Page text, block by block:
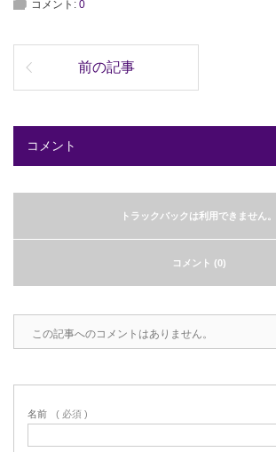
コメント: 0
前の記事
コメント
トラックバックは利用できません。
コメント (0)
この記事へのコメントはありません。
名前 ( 必須 )